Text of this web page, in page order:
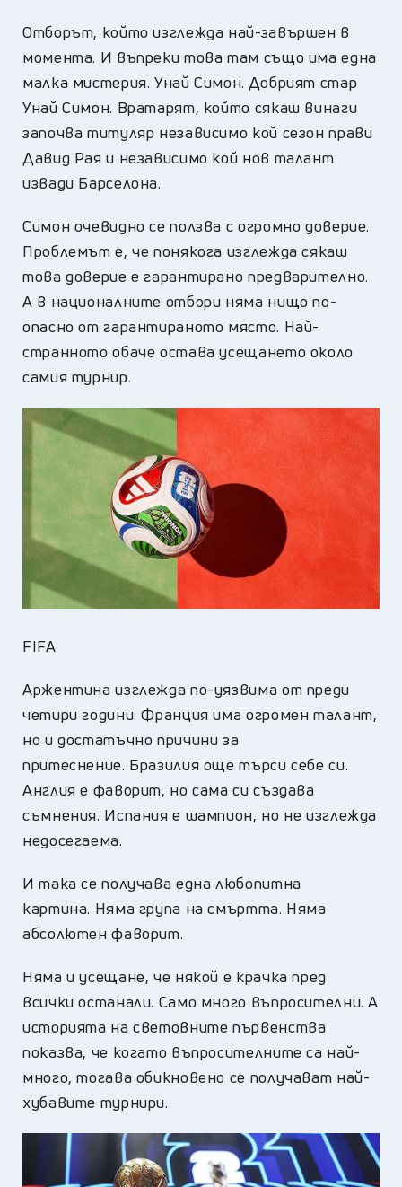
Отборът, който изглежда най-завършен в
момента. И въпреки това там също има една
малка мистерия. Унай Симон. Добрият стар
Унай Симон. Вратарят, който сякаш винаги
започва титуляр независимо кой сезон прави
Давид Рая и независимо кой нов талант
извади Барселона.
Симон очевидно се ползва с огромно доверие.
Проблемът е, че понякога изглежда сякаш
това доверие е гарантирано предварително.
А в националните отбори няма нищо по-
опасно от гарантираното място. Най-
странното обаче остава усещането около
самия турнир.
FIFA
Аржентина изглежда по-уязвима от преди
четири години. Франция има огромен талант,
но и достатъчно причини за
притеснение. Бразилия още търси себе си.
Англия е фаворит, но сама си създава
съмнения. Испания е шампион, но не изглежда
недосегаема.
И така се получава една любопитна
картина. Няма група на смъртта. Няма
абсолютен фаворит.
Няма и усещане, че някой е крачка пред
всички останали. Само много въпросителни. А
историята на световните първенства
показва, че когато въпросителните са най-
много, тогава обикновено се получават най-
хубавите турнири.